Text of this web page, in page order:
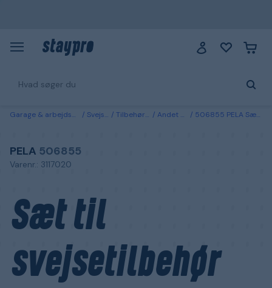
Garage & arbejdsplads Svejsning Tilbehør svejsning Andet svejsetilbehør 506855 PELA Sæt til svejsetilbehør til MIG svejsepistol 25AK
PELA 506855
Varenr.: 3117020
Sæt til
svejsetilbehør